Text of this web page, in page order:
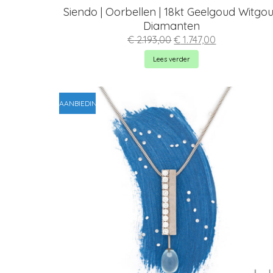
Siendo | Oorbellen | 18kt Geelgoud
Diamanten
€2.193,00Oorspronkelijke
prijs
was:
€ 2.193,00.
€ 1.747,00
prijs
Lees verder
AANBIEDING!